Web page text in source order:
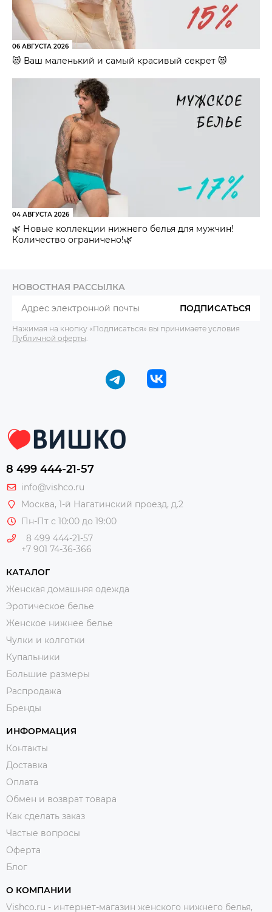
06 АВГУСТА 2026
😻 Ваш маленький и самый красивый секрет 😻
04 АВГУСТА 2026
🌿 Новые коллекции нижнего белья для мужчин!
Количество ограничено!🌿
НОВОСТНАЯ РАССЫЛКА
ПОДПИСАТЬСЯ
Нажимая на кнопку «Подписаться» вы принимаете условия
Публичной оферты
8 499 444-21-57
info@vishco.ru
Москва, 1-й Нагатинский проезд, д.2
Пн-Пт с 10:00 до 19:00
8 499 444-21-57
+7 901 74-36-366
КАТАЛОГ
Женская домашняя одежда
Эротическое белье
Женское нижнее белье
Чулки и колготки
Купальники
Большие размеры
Распродажа
Бренды
ИНФОРМАЦИЯ
Контакты
Доставка
Оплата
Обмен и возврат товара
Как сделать заказ
Частые вопросы
Оферта
Блог
О КОМПАНИИ
Vishco.ru - интернет-магазин женского нижнего белья,